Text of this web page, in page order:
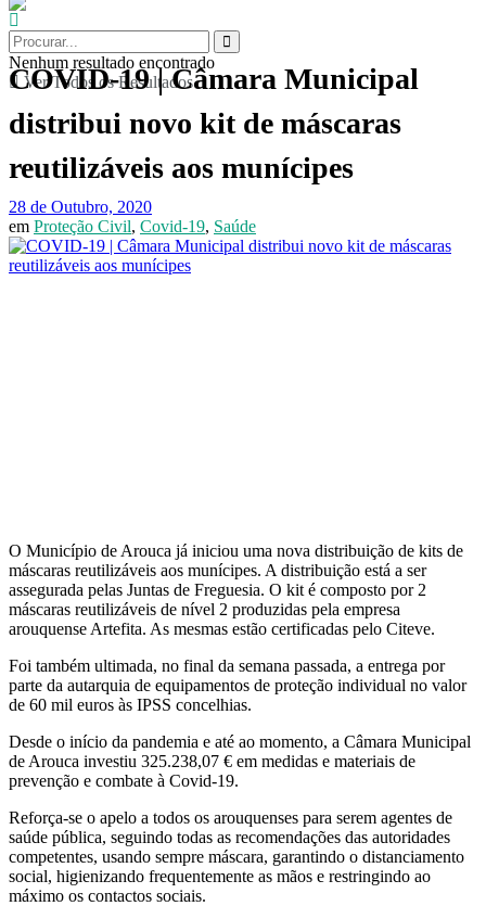
Nenhum resultado encontrado
Ver Todos os Resultados
COVID-19 | Câmara Municipal
distribui novo kit de máscaras
reutilizáveis aos munícipes
28 de Outubro, 2020
em Proteção Civil, Covid-19, Saúde
O Município de Arouca já iniciou uma nova distribuição de kits de
máscaras reutilizáveis aos munícipes. A distribuição está a ser
assegurada pelas Juntas de Freguesia. O kit é composto por 2
máscaras reutilizáveis de nível 2 produzidas pela empresa
arouquense Artefita. As mesmas estão certificadas pelo Citeve.
Foi também ultimada, no final da semana passada, a entrega por
parte da autarquia de equipamentos de proteção individual no valor
de 60 mil euros às IPSS concelhias.
Desde o início da pandemia e até ao momento, a Câmara Municipal
de Arouca investiu 325.238,07 € em medidas e materiais de
prevenção e combate à Covid-19.
Reforça-se o apelo a todos os arouquenses para serem agentes de
saúde pública, seguindo todas as recomendações das autoridades
competentes, usando sempre máscara, garantindo o distanciamento
social, higienizando frequentemente as mãos e restringindo ao
máximo os contactos sociais.